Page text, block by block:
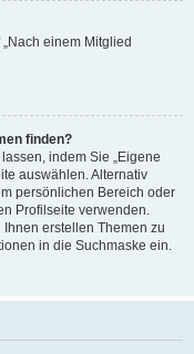
einem Mitglied
finden?
indem Sie „Eigene
auswählen. Alternativ
persönlichen Bereich oder
Profilseite verwenden.
erstellen Themen zu
in die Suchmaske ein.